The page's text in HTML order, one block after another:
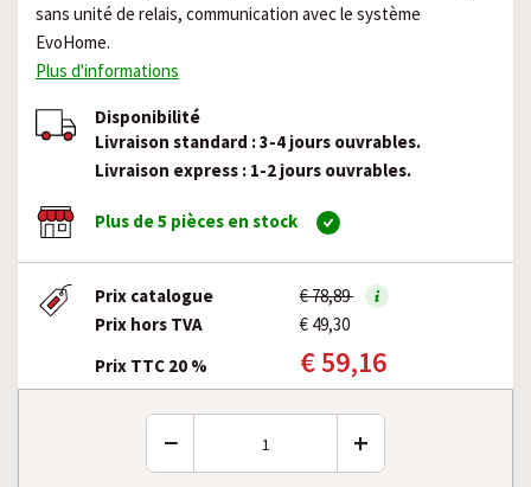
sans unité de relais, communication avec le système
EvoHome.
Plus d'informations
Disponibilité
Livraison standard : 3-4 jours ouvrables.
Livraison express : 1-2 jours ouvrables.
Plus de 5 pièces en stock
Prix catalogue
€ 78,89
Prix hors TVA
€ 49,30
Prix TTC 20 %
€ 59,16
− +